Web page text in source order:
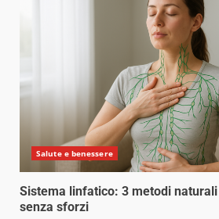
Salute e benessere
Sistema linfatico: 3 metodi
senza sforzi